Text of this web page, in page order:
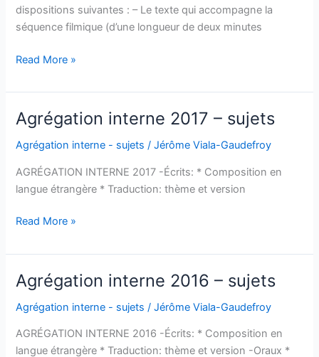
dispositions suivantes : – Le texte qui accompagne la
séquence filmique (d’une longueur de deux minutes
Message
–
agrégation
interne
2018
Read More »
Agrégation interne 2017 – sujets
Agrégation interne - sujets /Jérôme Viala-Gaudefroy
AGRÉGATION INTERNE 2017 -Écrits: * Composition en
langue étrangère * Traduction: thème et version
Agrégation
2017
–
sujets
Read More »
Agrégation interne 2016 – sujets
Agrégation interne - sujets /Jérôme Viala-Gaudefroy
AGRÉGATION INTERNE 2016 -Écrits: * Composition en
langue étrangère * Traduction: thème et version -Oraux *